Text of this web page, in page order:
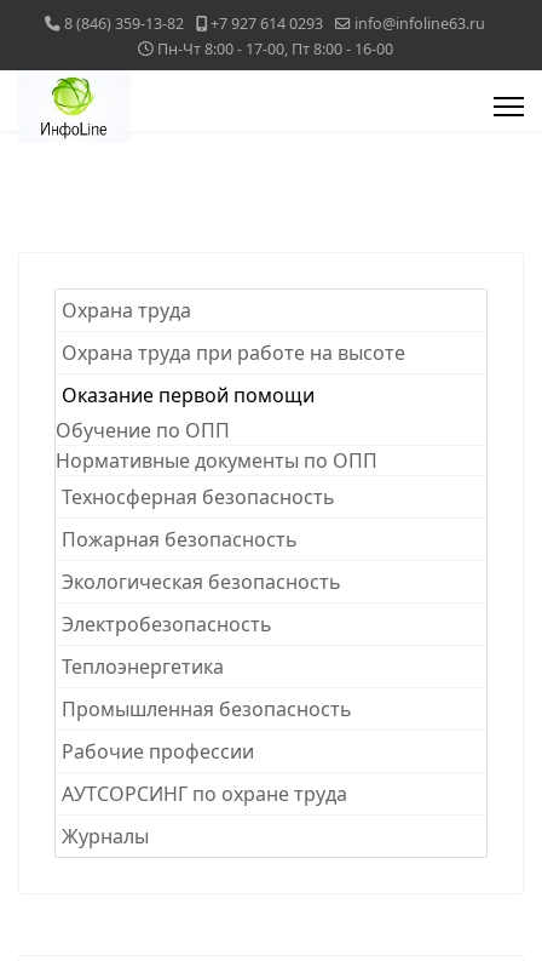
8 (846) 359-13-82 +7 927 614 0293
info@infoline63.ru
Пн-Чт 8:00 - 17-00, Пт 8:00 - 16-00
Охрана труда
Охрана труда при работе на высоте
Оказание первой помощи
Обучение по ОПП
Нормативные документы по ОПП
Техносферная безопасность
Пожарная безопасность
Экологическая безопасность
Электробезопасность
Теплоэнергетика
Промышленная безопасность
Рабочие професcии
АУТСОРСИНГ по охране труда
Журналы